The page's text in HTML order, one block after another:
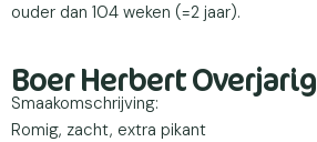
ouder dan 104 weken (=2 jaar).
Boer Herbert Overjarig
Smaakomschrijving:
Romig, zacht, extra pikant